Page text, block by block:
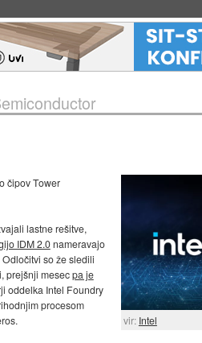
vir: Intel
čipov Tower
lastne rešitve,
IDM 2.0nameravajo
so že sledili
prejšnji mesecpa je
oddelka Intel Foundry
procesom